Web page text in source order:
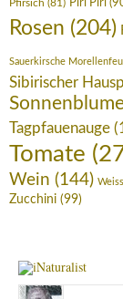
Pfirsich (81)
Rosen (204)
Sauerkirsche
Sibirischer
Tagpfauenauge
Tomate
Wein (144)
Zucchini (99)